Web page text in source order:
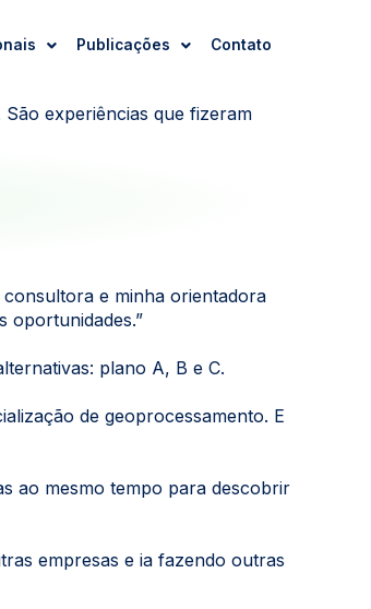
Publicações Contato
experiências que fizeram
e minha orientadora
oportunidades.”
plano A, B e C.
de geoprocessamento. E
ao mesmo tempo para descobrir
empresas e ia fazendo outras